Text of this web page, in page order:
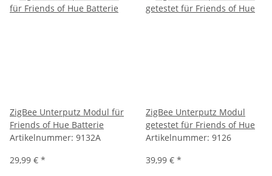
ZigBee Unterputz Modul für
Friends of Hue Batterie
Artikelnummer: 9132A
29,99 € *
ZigBee Unterputz Modul
getestet für Friends of Hue
Artikelnummer: 9126
39,99 € *